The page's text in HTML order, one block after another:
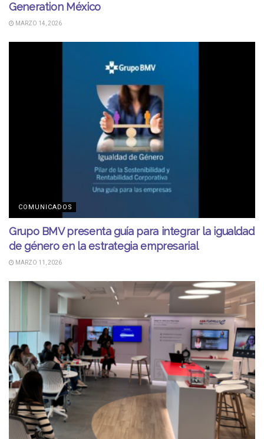
Generation México
MARZO 14, 2026
COMUNICADOS
Grupo BMV presenta guía para integrar la igualdad
de género en la estrategia empresarial
MARZO 11, 2026